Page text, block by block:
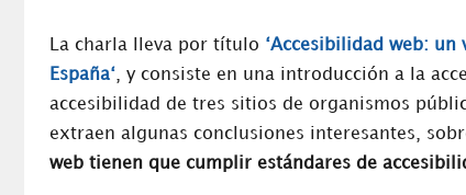
La charla lleva por título ‘Accesibilidad web:
España‘ , y consiste en una introducción a la
accesibilidad de tres sitios de organismos
extraen algunas conclusiones interesantes,
web tienen que cumplir estándares de